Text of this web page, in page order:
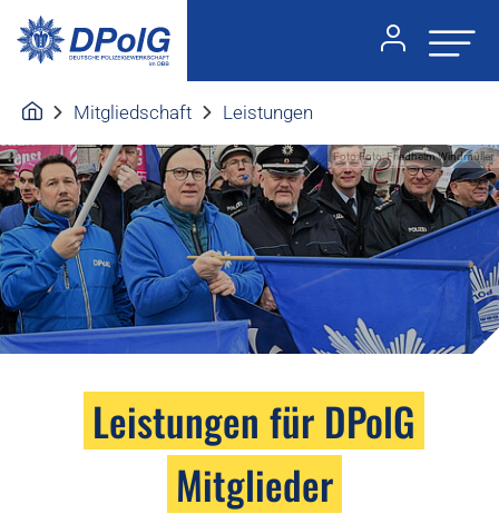
Mitgliedschaft Leistungen
Foto:Foto: Friedhelm Windmüller
Leistungen für DPolG
Mitglieder